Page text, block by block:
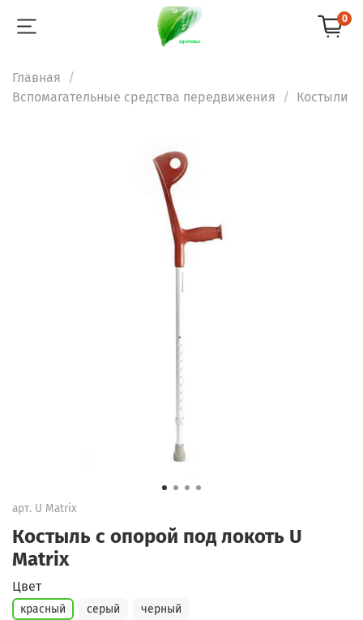
0
Главная
Вспомагательные средства передвижения
Костыли
арт. U Matrix
Костыль с опорой под локоть U
Matrix
Цвет
красный серый черный